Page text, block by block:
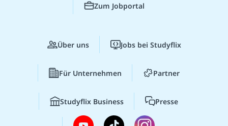
Zum Jobportal
Über uns Jobs bei Studyflix
Für Unternehmen Partner
Studyflix Business Presse